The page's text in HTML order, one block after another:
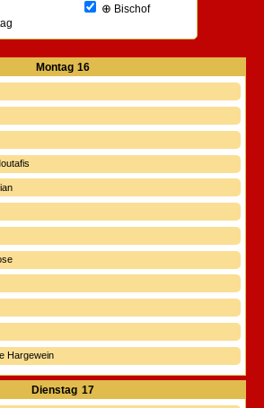
⊕ Bischof
Montag 16
Hargewein
Dienstag 17